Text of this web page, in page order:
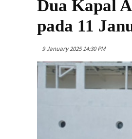
Dua Kapal
pada 11
9 January 2025 14:30 PM